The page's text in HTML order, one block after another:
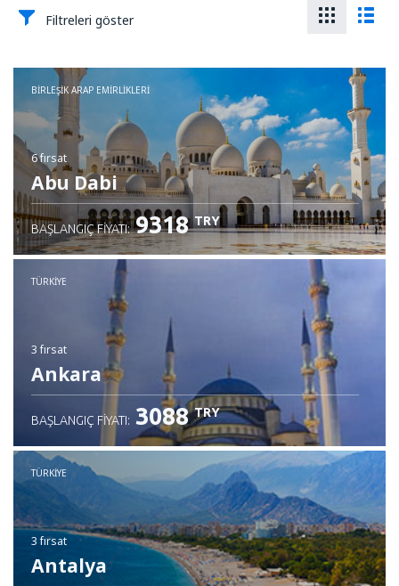
Filtreleri göster
BIRLEŞIK ARAP EMIRLIKLERI
6 fırsat
Abu Dabi
BAŞLANGIÇ FIYATI: 9318 TRY
TÜRKIYE
3 fırsat
Ankara
BAŞLANGIÇ FIYATI: 3088 TRY
TÜRKIYE
3 fırsat
Antalya